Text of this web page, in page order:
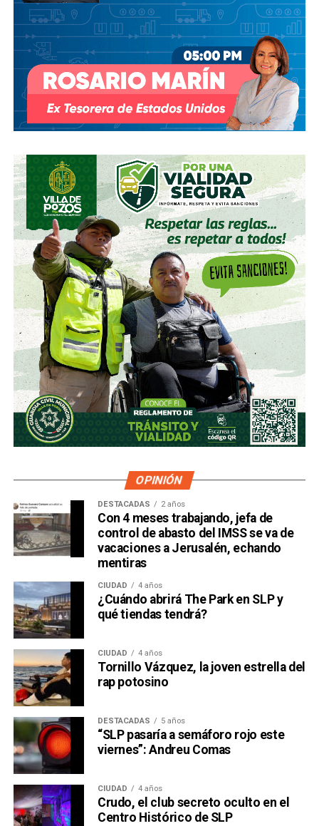
OPINIÓN
DESTACADAS 2 años
Con 4 meses trabajando, jefa de
control de abasto del IMSS se va de
vacaciones a Jerusalén, echando
mentiras
CIUDAD 4 años
¿Cuándo abrirá The Park en SLP y
qué tiendas tendrá?
CIUDAD 4 años
Tornillo Vázquez, la joven estrella del
rap potosino
DESTACADAS 5 años
“SLP pasaría a semáforo rojo este
viernes”: Andreu Comas
CIUDAD 4 años
Crudo, el club secreto oculto en el
Centro Histórico de SLP